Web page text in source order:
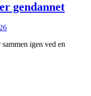
gendannet
igen ved en